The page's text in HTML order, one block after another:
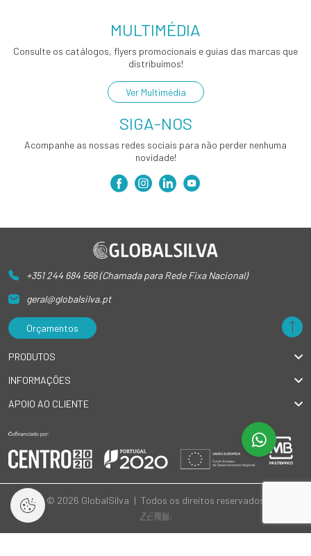
MULTIMÉDIA
Consulte os catálogos, flyers promocionais e guias das marcas que
distribuímos!
Ver Multimédia
SIGA-NOS
Acompanhe as nossas redes sociais para não perder nenhuma
novidade!
+351 244 684 566 (Chamada para Rede Fixa Nacional)
geral@globalsilva.pt
Orçamentos
PRODUTOS
INFORMAÇÕES
APOIO AO CLIENTE
© 2026 GlobalSilva | Todos os direitos reservados